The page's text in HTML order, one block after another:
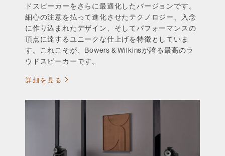
ドスピーカーをさらに最適化したバージョンです。
細心の注意を払って進化させたテクノロジー、入念
に作り込まれたデザイン、そしてパフォーマンスの
頂点に達するユニークな仕上げを特徴としていま
す。これこそが、Bowers & Wilkinsが誇る最高のラ
ウドスピーカーです。
詳細を見る